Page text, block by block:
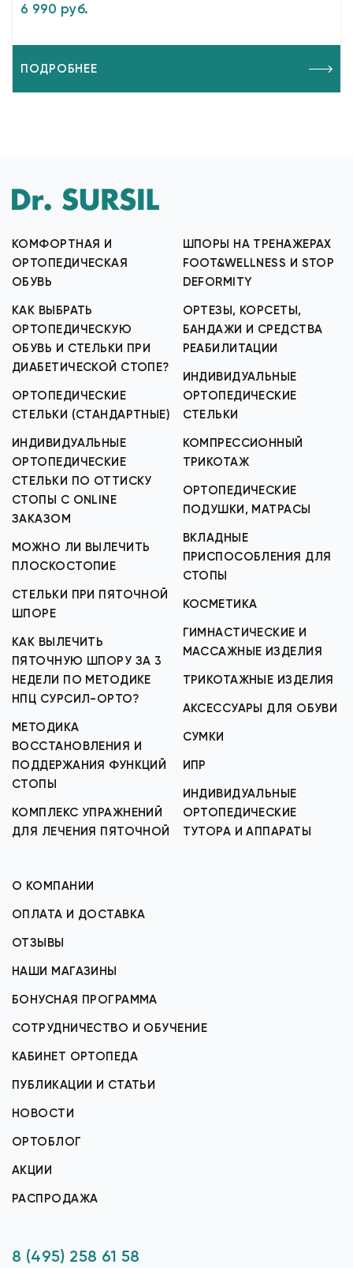
6 990 руб.
ПОДРОБНЕЕ
КОМФОРТНАЯ И
ОРТОПЕДИЧЕСКАЯ
ОБУВЬ
КАК ВЫБРАТЬ
ОРТОПЕДИЧЕСКУЮ
ОБУВЬ И СТЕЛЬКИ ПРИ
ДИАБЕТИЧЕСКОЙ СТОПЕ?
ОРТОПЕДИЧЕСКИЕ
СТЕЛЬКИ (СТАНДАРТНЫЕ)
ИНДИВИДУАЛЬНЫЕ
ОРТОПЕДИЧЕСКИЕ
СТЕЛЬКИ ПО ОТТИСКУ
СТОПЫ С ONLINE
ЗАКАЗОМ
МОЖНО ЛИ ВЫЛЕЧИТЬ
ПЛОСКОСТОПИЕ
СТЕЛЬКИ ПРИ ПЯТОЧНОЙ
ШПОРЕ
КАК ВЫЛЕЧИТЬ
ПЯТОЧНУЮ ШПОРУ ЗА 3
НЕДЕЛИ ПО МЕТОДИКЕ
НПЦ СУРСИЛ-ОРТО?
МЕТОДИКА
ВОССТАНОВЛЕНИЯ И
ПОДДЕРЖАНИЯ ФУНКЦИЙ
СТОПЫ
КОМПЛЕКС УПРАЖНЕНИЙ
ДЛЯ ЛЕЧЕНИЯ ПЯТОЧНОЙ
ШПОРЫ НА ТРЕНАЖЕРАХ
FOOT&WELLNESS И STOP
DEFORMITY
ОРТЕЗЫ, КОРСЕТЫ,
БАНДАЖИ И СРЕДСТВА
РЕАБИЛИТАЦИИ
ИНДИВИДУАЛЬНЫЕ
ОРТОПЕДИЧЕСКИЕ
СТЕЛЬКИ
КОМПРЕССИОННЫЙ
ТРИКОТАЖ
ОРТОПЕДИЧЕСКИЕ
ПОДУШКИ, МАТРАСЫ
ВКЛАДНЫЕ
ПРИСПОСОБЛЕНИЯ ДЛЯ
СТОПЫ
КОСМЕТИКА
ГИМНАСТИЧЕСКИЕ И
МАССАЖНЫЕ ИЗДЕЛИЯ
ТРИКОТАЖНЫЕ ИЗДЕЛИЯ
АКСЕССУАРЫ ДЛЯ ОБУВИ
СУМКИ
ИПР
ИНДИВИДУАЛЬНЫЕ
ОРТОПЕДИЧЕСКИЕ
ТУТОРА И АППАРАТЫ
О КОМПАНИИ
ОПЛАТА И ДОСТАВКА
ОТЗЫВЫ
НАШИ МАГАЗИНЫ
БОНУСНАЯ ПРОГРАММА
СОТРУДНИЧЕСТВО И ОБУЧЕНИЕ
КАБИНЕТ ОРТОПЕДА
ПУБЛИКАЦИИ И СТАТЬИ
НОВОСТИ
ОРТОБЛОГ
АКЦИИ
РАСПРОДАЖА
8 (495) 258 61 58